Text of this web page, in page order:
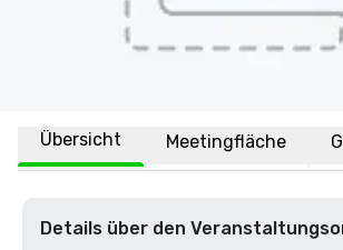
Übersicht Meetingfläche
Details über den